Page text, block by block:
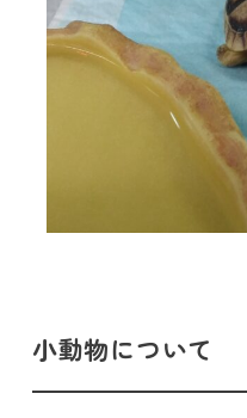
小動物について